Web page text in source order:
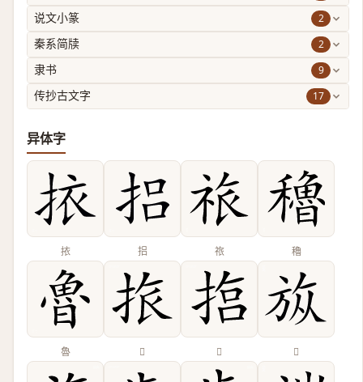
说文小篆 2
秦系简牍 2
隶书 9
传抄古文字 17
异体字
挔 捛 祣 穭
魯 𢬜 𢰈 𣃨